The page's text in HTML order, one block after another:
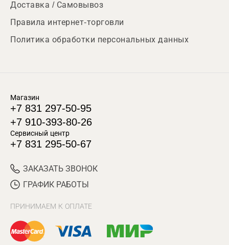
Доставка / Самовывоз
Правила интернет-торговли
Политика обработки персональных данных
Магазин
+7 831 297-50-95
+7 910-393-80-26
Сервисный центр
+7 831 295-50-67
ЗАКАЗАТЬ ЗВОНОК
ГРАФИК РАБОТЫ
ПРИНИМАЕМ К ОПЛАТЕ